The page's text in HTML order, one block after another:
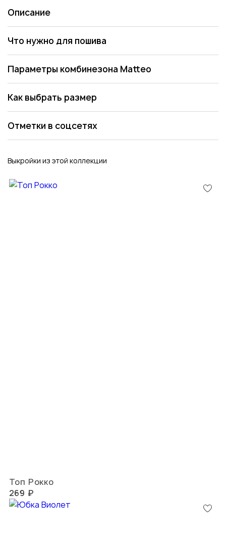
Описание
Что нужно для пошива
Параметры комбинезона Matteo
Как выбрать размер
Отметки в соцсетях
Выкройки из этой коллекции
Топ Рокко
269 ₽